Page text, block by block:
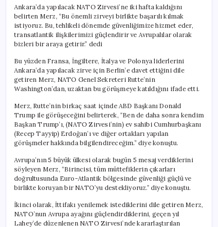
için
Ankara’da yapılacak NATO Zirvesi’ne iki hafta kaldığını
belirten Merz, “Bu önemli zirveyi birlikte başarılı kılmak
istiyoruz. Bu, tehlikeli dönemde güvenliğimize hizmet eder,
transatlantik ilişkilerimizi güçlendirir ve Avrupalılar olarak
bizleri bir araya getirir.” dedi
Bu yüzden Fransa, İngiltere, İtalya ve Polonya liderlerini
Ankara’da yapılacak zirve için Berlin’e davet ettiğini dile
getiren Merz, NATO Genel Sekreteri Rutte’nin
Washington’dan, uzaktan bu görüşmeye katıldığını ifade etti.
Merz, Rutte’nin birkaç saat içinde ABD Başkanı Donald
Trump ile görüşeceğini belirterek, “Ben de daha sonra kendim
Başkan Trump’ı, (NATO Zirvesi’nin) ev sahibi Cumhurbaşkanı
(Recep Tayyip) Erdoğan’ı ve diğer ortakları yapılan
görüşmeler hakkında bilgilendireceğim.” diye konuştu.
Avrupa’nın 5 büyük ülkesi olarak bugün 5 mesaj verdiklerini
söyleyen Merz, “Birincisi, tüm müttefiklerin çıkarları
doğrultusunda Euro-Atlantik bölgesinde güvenliği güçlü ve
birlikte koruyan bir NATO’yu destekliyoruz.” diye konuştu.
İkinci olarak, İttifakı yenilemek istediklerini dile getiren Merz,
NATO’nun Avrupa ayağını güçlendirdiklerini, geçen yıl
Lahey’de düzenlenen NATO Zirvesi’nde kararlaştırılan